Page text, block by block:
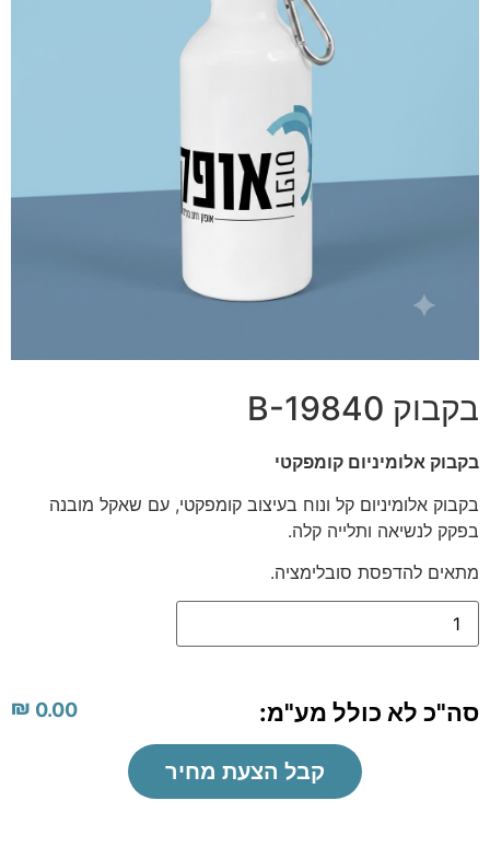
בקבוק B-19840
בקבוק אלומיניום קומפקטי
בקבוק אלומיניום קל ונוח בעיצוב קומפקטי, עם שאקל מובנה
בפקק לנשיאה ותלייה קלה.
מתאים להדפסת סובלימציה.
סה"כ לא כולל מע"מ: ₪ 0.00
קבל הצעת מחיר